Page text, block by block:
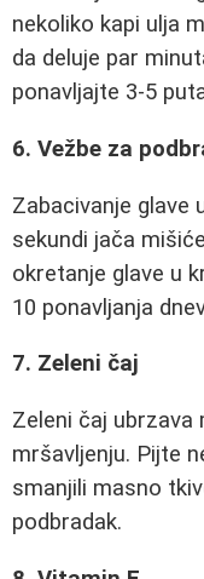
nekoliko kapi ulja
da deluje par
ponavljajte 3-5
6. Vežbe za
Zabacivanje glave
sekundi jača
okretanje glave u
10 ponavljanja
7. Zeleni čaj
Zeleni čaj ubrzava
mršavljenju. Pijte
smanjili masno
podbradak.